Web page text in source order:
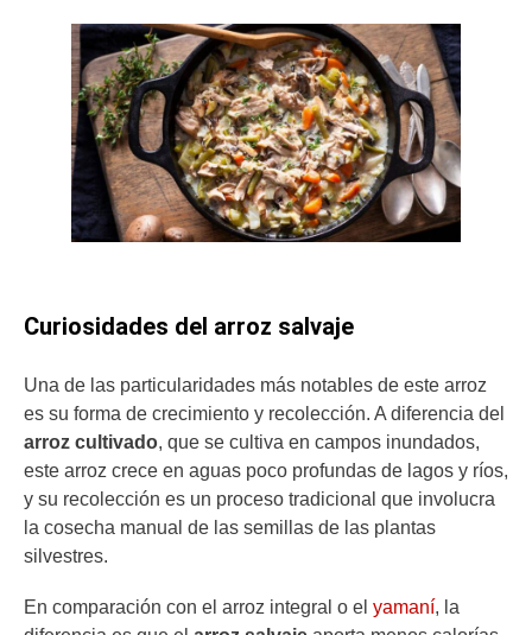
Curiosidades del arroz salvaje
Una de las particularidades más notables de este arroz
es su forma de crecimiento y recolección. A diferencia del
arroz cultivado, que se cultiva en campos inundados,
este arroz crece en aguas poco profundas de lagos y ríos,
y su recolección es un proceso tradicional que involucra
la cosecha manual de las semillas de las plantas
silvestres.
En comparación con el arroz integral o el yamaní, la